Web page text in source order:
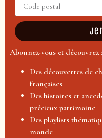
Je
Abonnez-vous et découvrez :
Des découvertes de
françaises
Des histoires et
précieux patrimoine
Des playlists
monde